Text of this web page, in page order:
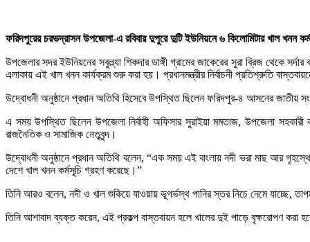
ফরিদপুরের চরভদ্রাসন উপজেলা-এ রবিবার দুপুরে দুটি ইউনিয়নে ৬ কিলোমিটার খাল খনন
উপজেলার সদর ইউনিয়নের সবুল্ল্যা শিকদার ডাঙ্গী গ্রামের জাকেরের সুরা ব্রিজ থেকে
এলাকায় এই খাল খনন কার্যক্রম শুরু করা হয়। প্রধানমন্ত্রীর নির্বাচনী প্রতিশ্রুতি
উদ্বোধনী অনুষ্ঠানে প্রধান অতিথি হিসেবে উপস্থিত ছিলেন ফরিদপুর-৪ আসনের জাতীয়
এ সময় উপস্থিত ছিলেন উপজেলা নির্বাহী অফিসার সুরাইয়া মমতাজ, উপজেলা
রাজনৈতিক ও সামাজিক নেতৃবৃন্দ।
উদ্বোধনী অনুষ্ঠানে প্রধান অতিথি বলেন, “এক সময় এই বাংলায় নদী ভরা মাছ আর
দেশে খাল খনন কর্মসূচি গ্রহণ করেছে।”
তিনি আরও বলেন, নদী ও খাল শুকিয়ে যাওয়ায় ভূগর্ভস্থ পানির স্তর নিচে নেমে যাচ্ছে,
তিনি আশাবাদ ব্যক্ত করেন, এই প্রকল্প বাস্তবায়ন হলে খালের দুই পাড়ে বৃক্ষরোপণ করা